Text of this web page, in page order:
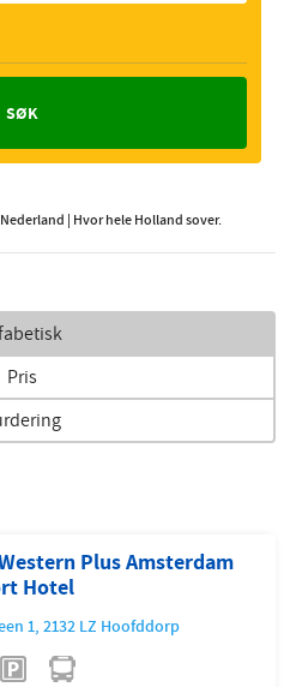
| Hvor hele Holland sover.
Pris
Plus Amsterdam
Hotel
1,2132 LZ Hoofddorp